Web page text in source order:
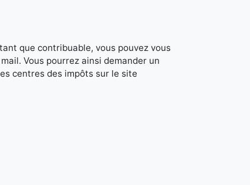
que contribuable, vous pouvez vous
Vous pourrez ainsi demander un
centres des impôts sur le site